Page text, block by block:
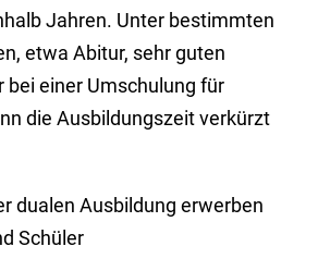
Jahren. Unter bestimmten
etwa Abitur, sehr guten
bei einer Umschulung für
die Ausbildungszeit verkürzt
dualen Ausbildung erwerben
Schüler